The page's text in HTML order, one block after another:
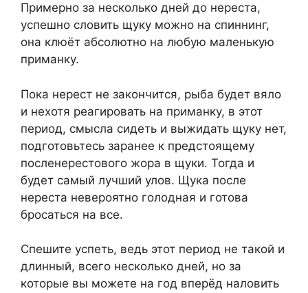
Примерно за несколько дней до нереста,
успешно словить щуку можно на спиннинг,
она клюёт абсолютно на любую маленькую
приманку.
Пока нерест не закончится, рыба будет вяло
и нехотя реагировать на приманку, в этот
период, смысла сидеть и выжидать щуку нет,
подготовьтесь заранее к предстоящему
посленерестового жора в щуки. Тогда и
будет самый лучший улов. Щука после
нереста невероятно голодная и готова
бросаться на все.
Спешите успеть, ведь этот период не такой и
длинный, всего несколько дней, но за
которые вы можете на год вперёд наловить